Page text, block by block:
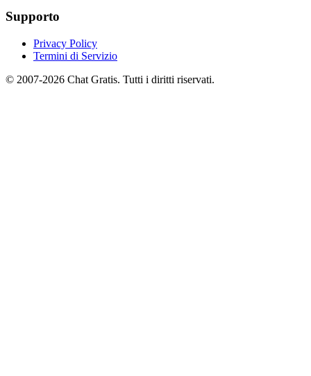
Supporto
Privacy Policy
Termini di Servizio
© 2007-2026 Chat Gratis. Tutti i diritti riservati.